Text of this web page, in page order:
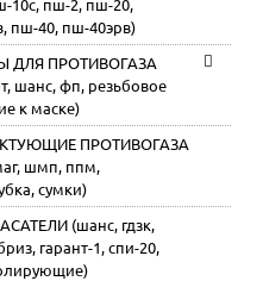
пш-40, пш-40эрв)
ДЛЯ ПРОТИВОГАЗА
шанс, фп, резьбовое
к маске)
ПРОТИВОГАЗА
шмп, ппм,
сумки)
(шанс, гдзк,
гарант-1, спи-20,